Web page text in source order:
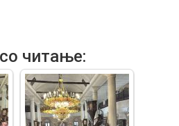
читање: